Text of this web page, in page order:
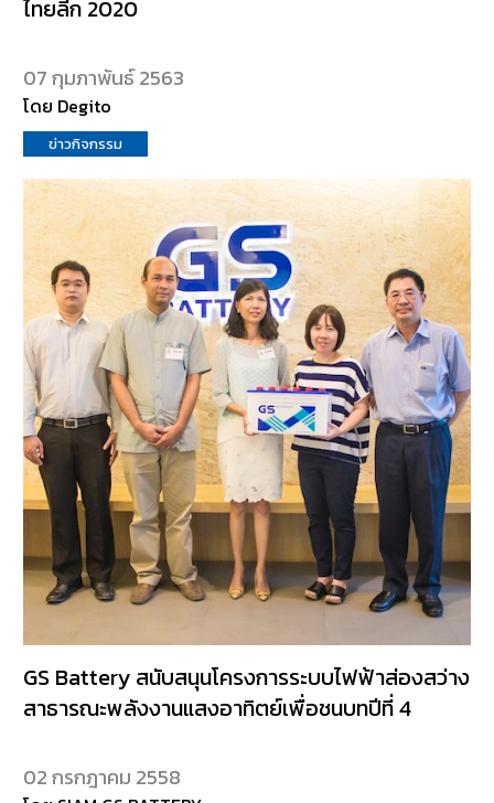
ไทยลีก 2020
07 กุมภาพันธ์ 2563
โดย Degito
ข่าวกิจกรรม
GS Battery สนับสนุนโครงการระบบไฟฟ้าส่องสว่าง
สาธารณะพลังงานแสงอาทิตย์เพื่อชนบทปีที่ 4
02 กรกฎาคม 2558